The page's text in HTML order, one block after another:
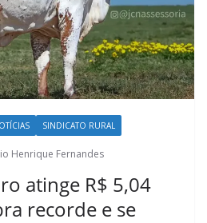
SINDICATO RURAL
Henrique Fernandes
atinge R$ 5,04
recorde e se